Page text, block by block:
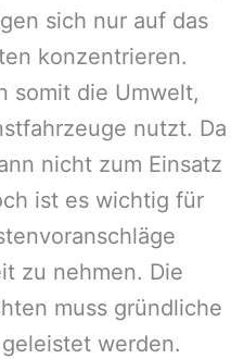
sich nur auf das
konzentrieren.
somit die Umwelt,
nutzt. Da
nicht zum Einsatz
ist es wichtig für
zu nehmen. Die
muss gründliche
werden.